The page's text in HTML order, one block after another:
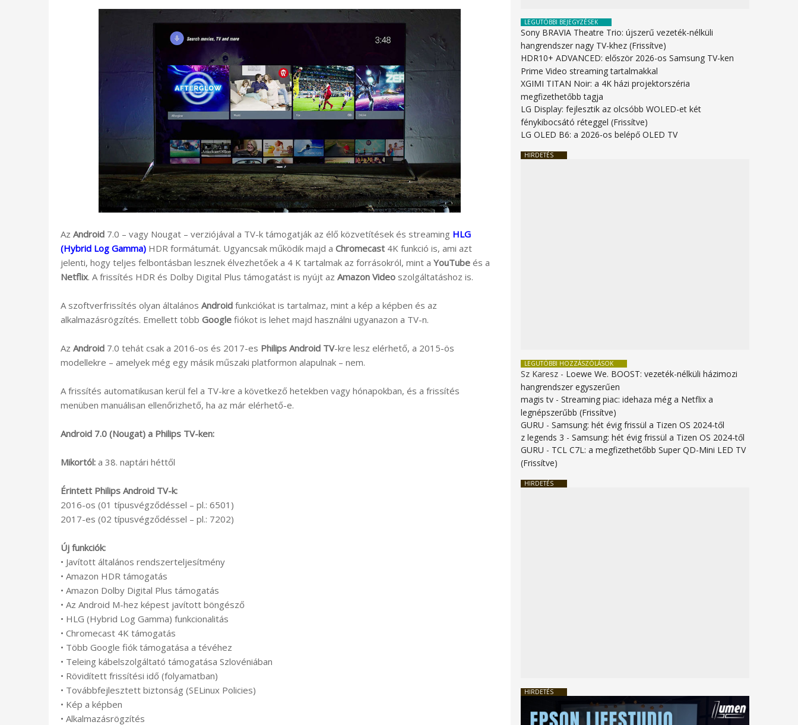
Az Android 7.0 – vagy Nougat – verziójával a TV-k támogatják az élő közvetítések és streaming HLG
(Hybrid Log Gamma) HDR formátumát. Ugyancsak működik majd a Chromecast 4K funkció is, ami azt
jelenti, hogy teljes felbontásban lesznek élvezhetőek a 4 K tartalmak az forrásokról, mint a YouTube és a
Netflix. A frissítés HDR és Dolby Digital Plus támogatást is nyújt az Amazon Video szolgáltatáshoz is.
A szoftverfrissítés olyan általános Android funkciókat is tartalmaz, mint a kép a képben és az
alkalmazásrögzítés. Emellett több Google fiókot is lehet majd használni ugyanazon a TV-n.
Az Android 7.0 tehát csak a 2016-os és 2017-es Philips Android TV-kre lesz elérhető, a 2015-ös
modellekre – amelyek még egy másik műszaki platformon alapulnak – nem.
A frissítés automatikusan kerül fel a TV-kre a következő hetekben vagy hónapokban, és a frissítés
menüben manuálisan ellenőrizhető, ha az már elérhető-e.
Android 7.0 (Nougat) a Philips TV-ken:
Mikortól: a 38. naptári héttől
Érintett Philips Android TV-k:
2016-os (01 típusvégződéssel – pl.: 6501)
2017-es (02 típusvégződéssel – pl.: 7202)
Új funkciók:
• Javított általános rendszerteljesítmény
• Amazon HDR támogatás
• Amazon Dolby Digital Plus támogatás
• Az Android M-hez képest javított böngésző
• HLG (Hybrid Log Gamma) funkcionalitás
• Chromecast 4K támogatás
• Több Google fiók támogatása a tévéhez
• Teleing kábelszolgáltató támogatása Szlovéniában
• Rövidített frissítési idő (folyamatban)
• Továbbfejlesztett biztonság (SELinux Policies)
• Kép a képben
• Alkalmazásrögzítés
LEGUTÓBBI BEJEGYZÉSEK
Sony BRAVIA Theatre Trio: újszerű vezeték-nélküli
hangrendszer nagy TV-khez (Frissítve)
HDR10+ ADVANCED: először 2026-os Samsung TV-ken
Prime Video streaming tartalmakkal
XGIMI TITAN Noir: a 4K házi projektorszéria
megfizethetőbb tagja
LG Display: fejlesztik az olcsóbb WOLED-et két
fénykibocsátó réteggel (Frissítve)
LG OLED B6: a 2026-os belépő OLED TV
HIRDETÉS
LEGUTÓBBI HOZZÁSZÓLÁSOK
Sz Karesz - Loewe We. BOOST: vezeték-nélküli házimozi
hangrendszer egyszerűen
magis tv -Streaming piac: idehaza még a Netflix a
legnépszerűbb (Frissítve)
GURU -Samsung: hét évig frissül a Tizen OS 2024-től
z legends 3 -Samsung: hét évig frissül a Tizen OS 2024-től
GURU - TCL C7L: a megfizethetőbb Super QD-Mini LED TV
(Frissítve)
HIRDETÉS
HIRDETÉS